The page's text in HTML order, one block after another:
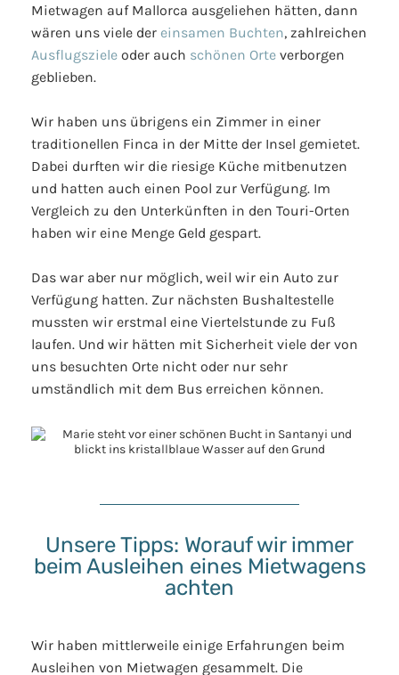
Mietwagen auf Mallorca ausgeliehen hätten, dann
wären uns viele der einsamen Buchten, zahlreichen
Ausflugsziele oder auch schönen Orte verborgen
geblieben.
Wir haben uns übrigens ein Zimmer in einer
traditionellen Finca in der Mitte der Insel gemietet.
Dabei durften wir die riesige Küche mitbenutzen
und hatten auch einen Pool zur Verfügung. Im
Vergleich zu den Unterkünften in den Touri-Orten
haben wir eine Menge Geld gespart.
Das war aber nur möglich, weil wir ein Auto zur
Verfügung hatten. Zur nächsten Bushaltestelle
mussten wir erstmal eine Viertelstunde zu Fuß
laufen. Und wir hätten mit Sicherheit viele der von
uns besuchten Orte nicht oder nur sehr
umständlich mit dem Bus erreichen können.
Unsere Tipps: Worauf wir immer
beim Ausleihen eines Mietwagens
achten
Wir haben mittlerweile einige Erfahrungen beim
Ausleihen von Mietwagen gesammelt. Die